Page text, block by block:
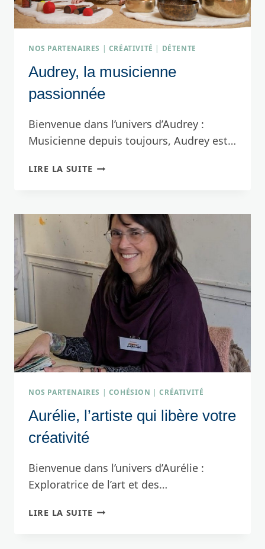
NOS PARTENAIRES | CRÉATIVITÉ | DÉTENTE
Audrey, la musicienne
passionnée
Bienvenue dans l’univers d’Audrey :
Musicienne depuis toujours, Audrey est…
LIRE LA SUITEAUDREY,
NOS PARTENAIRES | COHÉSION |CRÉATIVITÉ
Aurélie, l’artiste qui libère votre
créativité
Bienvenue dans l’univers d’Aurélie :
Exploratrice de l’art et des…
LIRE LA SUITEAURÉLIE,